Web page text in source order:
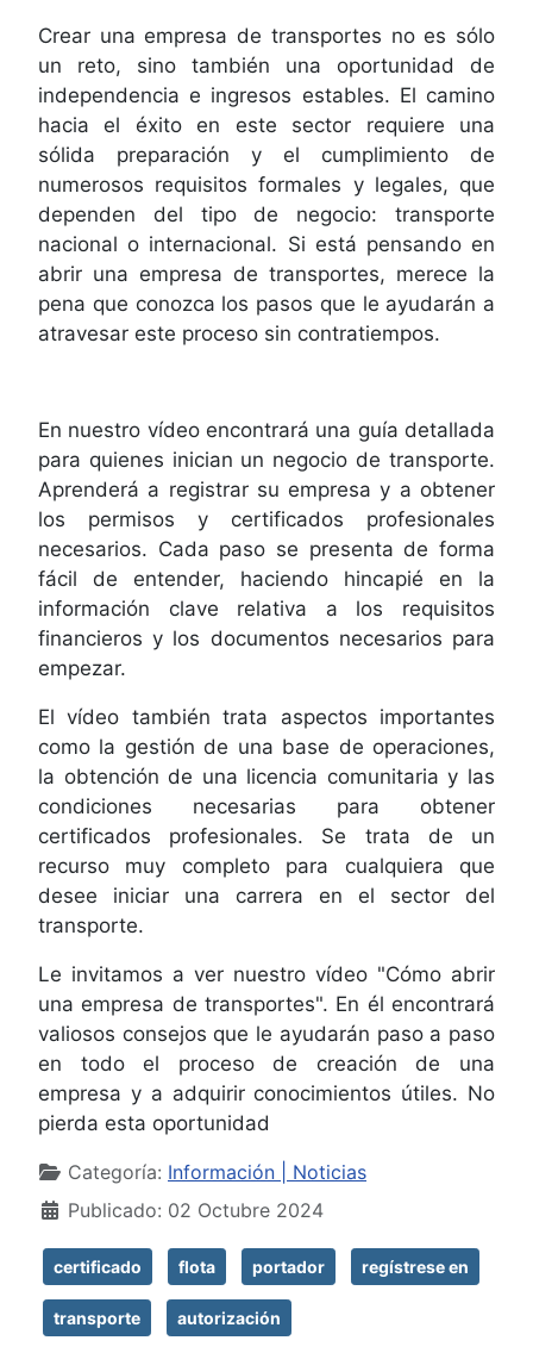
Crear una empresa de transportes no es sólo
un reto, sino también una oportunidad de
independencia e ingresos estables. El camino
hacia el éxito en este sector requiere una
sólida preparación y el cumplimiento de
numerosos requisitos formales y legales, que
dependen del tipo de negocio: transporte
nacional o internacional. Si está pensando en
abrir una empresa de transportes, merece la
pena que conozca los pasos que le ayudarán a
atravesar este proceso sin contratiempos.
En nuestro vídeo encontrará una guía detallada
para quienes inician un negocio de transporte.
Aprenderá a registrar su empresa y a obtener
los permisos y certificados profesionales
necesarios. Cada paso se presenta de forma
fácil de entender, haciendo hincapié en la
información clave relativa a los requisitos
financieros y los documentos necesarios para
empezar.
El vídeo también trata aspectos importantes
como la gestión de una base de operaciones,
la obtención de una licencia comunitaria y las
condiciones necesarias para obtener
certificados profesionales. Se trata de un
recurso muy completo para cualquiera que
desee iniciar una carrera en el sector del
transporte.
Le invitamos a ver nuestro vídeo "Cómo abrir
una empresa de transportes". En él encontrará
valiosos consejos que le ayudarán paso a paso
en todo el proceso de creación de una
empresa y a adquirir conocimientos útiles. No
pierda esta oportunidad
Detalles
Categoría: Información | Noticias
Publicado: 02 Octubre 2024
certificado flota portador regístrese en
transporte autorización